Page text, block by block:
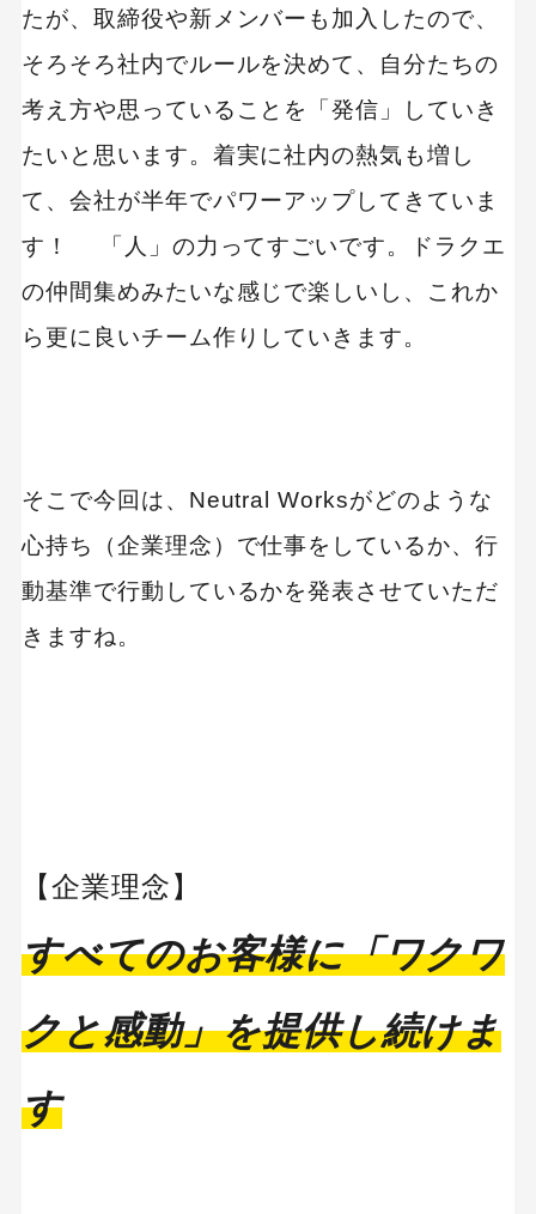
たが、取締役や新メンバーも加入したので、
そろそろ社内でルールを決めて、自分たちの
考え方や思っていることを「発信」していき
たいと思います。着実に社内の熱気も増し
て、会社が半年でパワーアップしてきていま
す！ 「人」の力ってすごいです。ドラクエ
の仲間集めみたいな感じで楽しいし、これか
ら更に良いチーム作りしていきます。
そこで今回は、Neutral Worksがどのような
心持ち（企業理念）で仕事をしているか、行
動基準で行動しているかを発表させていただ
きますね。
【企業理念】
すべてのお客様に「ワクワ
クと感動」を提供し続けま
す